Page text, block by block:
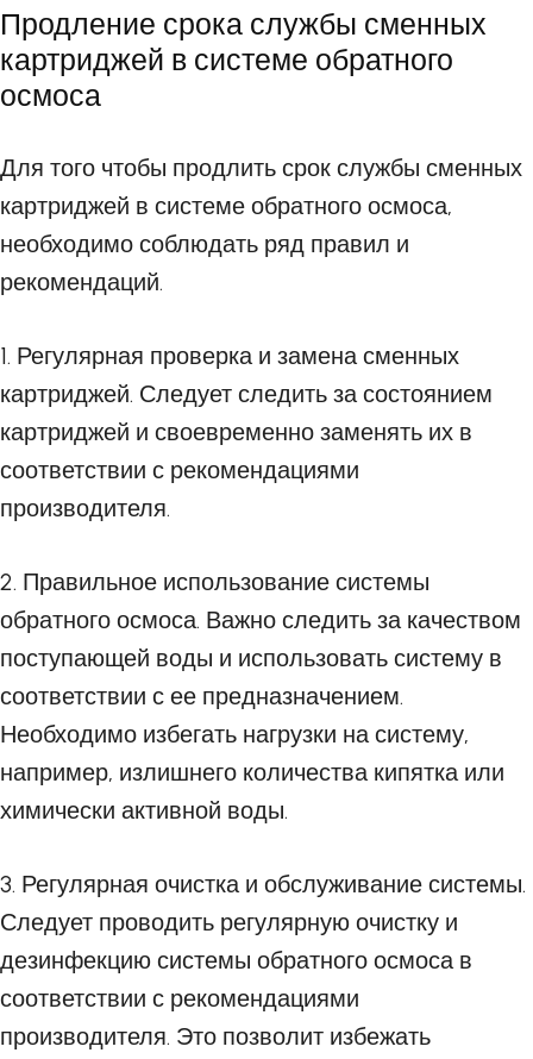
Продление срока службы сменных
картриджей в системе обратного
осмоса
Для того чтобы продлить срок службы сменных
картриджей в системе обратного осмоса,
необходимо соблюдать ряд правил и
рекомендаций.
1. Регулярная проверка и замена сменных
картриджей. Следует следить за состоянием
картриджей и своевременно заменять их в
соответствии с рекомендациями
производителя.
2. Правильное использование системы
обратного осмоса. Важно следить за качеством
поступающей воды и использовать систему в
соответствии с ее предназначением.
Необходимо избегать нагрузки на систему,
например, излишнего количества кипятка или
химически активной воды.
3. Регулярная очистка и обслуживание системы.
Следует проводить регулярную очистку и
дезинфекцию системы обратного осмоса в
соответствии с рекомендациями
производителя. Это позволит избежать